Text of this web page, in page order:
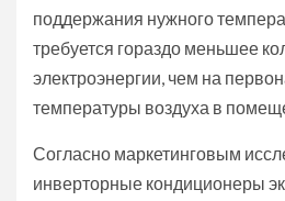
поддержания нужного
требуется гораздо меньшее
электроэнергии, чем на
температуры воздуха в
Согласно маркетинговым
инверторные кондиционеры